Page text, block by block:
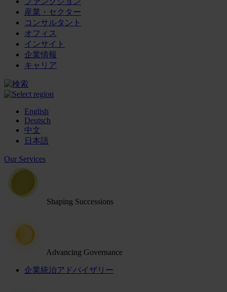
産業・セクター
コンサルタント
オフィス
インサイト
企業情報
キャリア
English
Deutsch
中文
日本語
Our Services
Shaping Successions
Advancing Governance
企業統治アドバイザリー